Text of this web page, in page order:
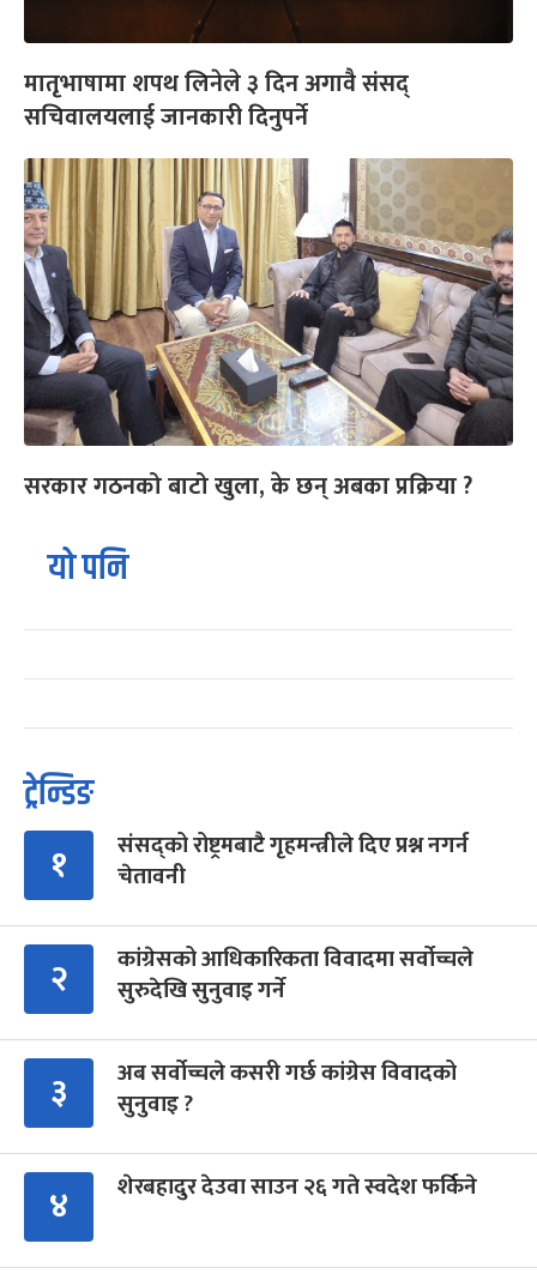
मातृभाषामा शपथ लिनेले ३ दिन अगावै संसद्
सचिवालयलाई जानकारी दिनुपर्ने
सरकार गठनको बाटो खुला, के छन् अबका प्रक्रिया ?
यो पनि
ट्रेन्डिङ
१
संसद्को रोष्ट्रमबाटै गृहमन्त्रीले दिए प्रश्न नगर्न
चेतावनी
२
कांग्रेसको आधिकारिकता विवादमा सर्वोच्चले
सुरुदेखि सुनुवाइ गर्ने
३
अब सर्वोच्चले कसरी गर्छ कांग्रेस विवादको
सुनुवाइ ?
४ शेरबहादुर देउवा साउन २६ गते स्वदेश फर्किने